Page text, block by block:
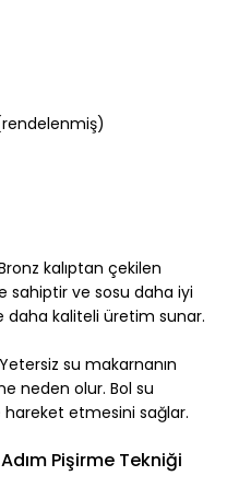
kalıptan çekilen
sahiptir ve sosu daha iyi
daha kaliteli üretim sunar.
su makarnanın
neden olur. Bol su
hareket etmesini sağlar.
Pişirme Tekniği